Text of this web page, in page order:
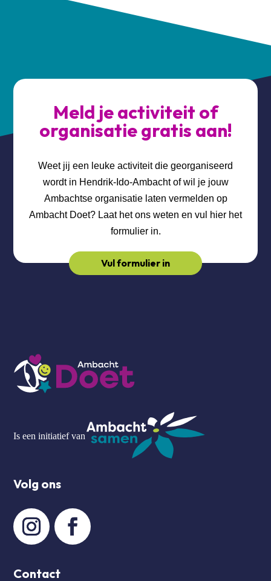
Meld je activiteit of
organisatie gratis aan!
Weet jij een leuke activiteit die georganiseerd
wordt in Hendrik-Ido-Ambacht of wil je jouw
Ambachtse organisatie laten vermelden op
Ambacht Doet? Laat het ons weten en vul hier het
formulier in.
Vul formulier in
Is een initiatief van
Volg ons
Contact